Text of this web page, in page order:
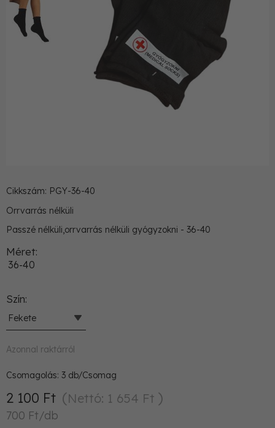
Cikkszám: PGY-36-40
Orrvarrás nélküli
Passzé nélküli,orrvarrás nélküli gyógyzokni - 36-40
Méret
36-40
Szín
Fekete
Azonnal raktárról
Csomagolás: 3 db/Csomag
2 100 Ft Nettó: 1 654 Ft
700 Ft/db